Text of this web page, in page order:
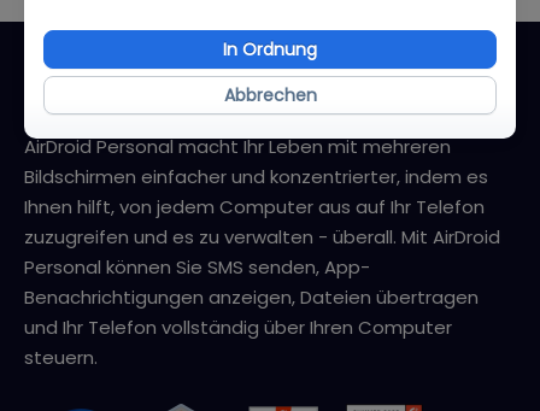
Über AirDroid Personal
AirDroid Personal macht Ihr Leben mit mehreren
Bildschirmen einfacher und konzentrierter, indem es
Ihnen hilft, von jedem Computer aus auf Ihr Telefon
zuzugreifen und es zu verwalten - überall. Mit AirDroid
Personal können Sie SMS senden, App-
Benachrichtigungen anzeigen, Dateien übertragen
und Ihr Telefon vollständig über Ihren Computer
steuern.
In Ordnung
Abbrechen